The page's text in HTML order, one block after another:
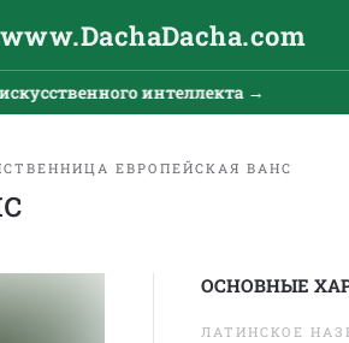
www.DachaDacha.com
интеллекта →
ЕВРОПЕЙСКАЯ ВАНС
ОСНОВНЫЕ
ЛАТИНСКОЕ